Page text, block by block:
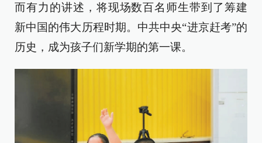
而有力的讲述，将现场数百名师生带到了筹建
新中国的伟大历程时期。中共中央“进京赶考”的
历史，成为孩子们新学期的第一课。